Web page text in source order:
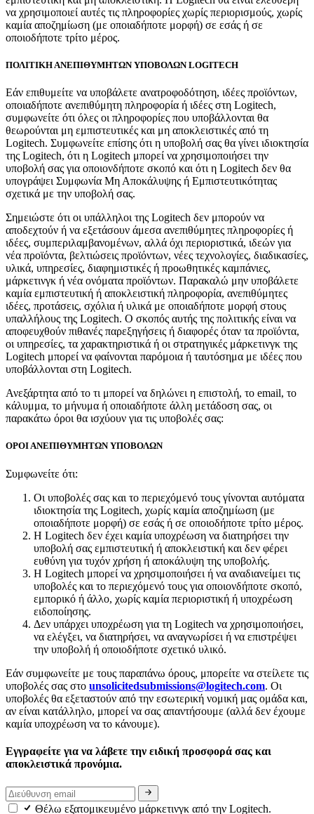
να χρησιμοποιεί αυτές τις πληροφορίες χωρίς περιορισμούς, χωρίς
καμία αποζημίωση (με οποιαδήποτε μορφή) σε εσάς ή σε
οποιοδήποτε τρίτο μέρος.
ΠΟΛΙΤΙΚΗ ΑΝΕΠΙΘΥΜΗΤΩΝ ΥΠΟΒΟΛΩΝ LOGITECH
Εάν επιθυμείτε να υποβάλετε ανατροφοδότηση, ιδέες προϊόντων,
οποιαδήποτε ανεπιθύμητη πληροφορία ή ιδέες στη Logitech,
συμφωνείτε ότι όλες οι πληροφορίες που υποβάλλονται θα
θεωρούνται μη εμπιστευτικές και μη αποκλειστικές από τη
Logitech. Συμφωνείτε επίσης ότι η υποβολή σας θα γίνει ιδιοκτησία
της Logitech, ότι η Logitech μπορεί να χρησιμοποιήσει την
υποβολή σας για οποιονδήποτε σκοπό και ότι η Logitech δεν θα
υπογράψει Συμφωνία Μη Αποκάλυψης ή Εμπιστευτικότητας
σχετικά με την υποβολή σας.
Σημειώστε ότι οι υπάλληλοι της Logitech δεν μπορούν να
αποδεχτούν ή να εξετάσουν άμεσα ανεπιθύμητες πληροφορίες ή
ιδέες, συμπεριλαμβανομένων, αλλά όχι περιοριστικά, ιδεών για
νέα προϊόντα, βελτιώσεις προϊόντων, νέες τεχνολογίες, διαδικασίες,
υλικά, υπηρεσίες, διαφημιστικές ή προωθητικές καμπάνιες,
μάρκετινγκ ή νέα ονόματα προϊόντων. Παρακαλώ μην υποβάλετε
καμία εμπιστευτική ή αποκλειστική πληροφορία, ανεπιθύμητες
ιδέες, προτάσεις, σχόλια ή υλικά με οποιαδήποτε μορφή στους
υπαλλήλους της Logitech. Ο σκοπός αυτής της πολιτικής είναι να
αποφευχθούν πιθανές παρεξηγήσεις ή διαφορές όταν τα προϊόντα,
οι υπηρεσίες, τα χαρακτηριστικά ή οι στρατηγικές μάρκετινγκ της
Logitech μπορεί να φαίνονται παρόμοια ή ταυτόσημα με ιδέες που
υποβάλλονται στη Logitech.
Ανεξάρτητα από το τι μπορεί να δηλώνει η επιστολή, το email, το
κάλυμμα, το μήνυμα ή οποιαδήποτε άλλη μετάδοση σας, οι
παρακάτω όροι θα ισχύουν για τις υποβολές σας:
ΟΡΟΙ ΑΝΕΠΙΘΥΜΗΤΩΝ ΥΠΟΒΟΛΩΝ
Συμφωνείτε ότι:
Οι υποβολές σας και το περιεχόμενό τους γίνονται αυτόματα
ιδιοκτησία της Logitech, χωρίς καμία αποζημίωση (με
οποιαδήποτε μορφή) σε εσάς ή σε οποιοδήποτε τρίτο μέρος.
Η Logitech δεν έχει καμία υποχρέωση να διατηρήσει την
υποβολή σας εμπιστευτική ή αποκλειστική και δεν φέρει
ευθύνη για τυχόν χρήση ή αποκάλυψη της υποβολής.
Η Logitech μπορεί να χρησιμοποιήσει ή να αναδιανείμει τις
υποβολές και το περιεχόμενό τους για οποιονδήποτε σκοπό,
εμπορικό ή άλλο, χωρίς καμία περιοριστική ή υποχρέωση
ειδοποίησης.
Δεν υπάρχει υποχρέωση για τη Logitech να χρησιμοποιήσει,
να ελέγξει, να διατηρήσει, να αναγνωρίσει ή να επιστρέψει
την υποβολή ή οποιοδήποτε σχετικό υλικό.
Εάν συμφωνείτε με τους παραπάνω όρους, μπορείτε να στείλετε τις
υποβολές σας στο unsolicitedsubmissions@logitech.com. Οι
υποβολές θα εξεταστούν από την εσωτερική νομική μας ομάδα και,
αν είναι κατάλληλο, μπορεί να σας απαντήσουμε (αλλά δεν έχουμε
καμία υποχρέωση να το κάνουμε).
Εγγραφείτε για να λάβετε την ειδική προσφορά σας και
αποκλειστικά προνόμια.
Θέλω εξατομικευμένο μάρκετινγκ από την Logitech.